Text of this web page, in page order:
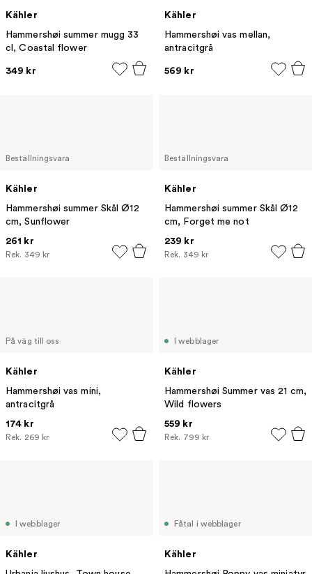
Kähler
Hammershøi summer mugg 33
cl, Coastal flower
349 kr
Kähler
Hammershøi vas mellan,
antracitgrå
569 kr
Beställningsvara
Kähler
Hammershøi summer Skål Ø12
cm, Sunflower
261 kr
Rek. 349 kr
Beställningsvara
Kähler
Hammershøi summer Skål Ø12
cm, Forget me not
239 kr
Rek. 349 kr
På väg till oss
Kähler
Hammershøi vas mini,
antracitgrå
174 kr
Rek. 269 kr
I webblager
Kähler
Hammershøi Summer vas 21 cm,
Wild flowers
559 kr
Rek. 799 kr
I webblager
Kähler
Fåtal i webblager
Kähler